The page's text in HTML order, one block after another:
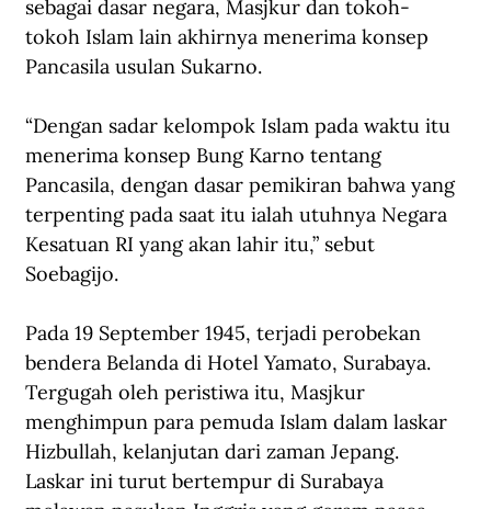
sebagai dasar negara, Masjkur dan tokoh-
tokoh Islam lain akhirnya menerima konsep
Pancasila usulan Sukarno.
“Dengan sadar kelompok Islam pada waktu itu
menerima konsep Bung Karno tentang
Pancasila, dengan dasar pemikiran bahwa yang
terpenting pada saat itu ialah utuhnya Negara
Kesatuan RI yang akan lahir itu,” sebut
Soebagijo.
Pada 19 September 1945, terjadi perobekan
bendera Belanda di Hotel Yamato, Surabaya.
Tergugah oleh peristiwa itu, Masjkur
menghimpun para pemuda Islam dalam laskar
Hizbullah, kelanjutan dari zaman Jepang.
Laskar ini turut bertempur di Surabaya